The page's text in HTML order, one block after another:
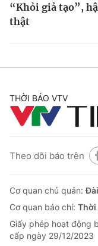
“Khỏi giả tạo”,
thật
THỜI BÁO VTV
Theo dõi báo trên
Cơ quan chủ quản:
Cơ quan báo chí: Thời
Giấy phép hoạt động
cấp ngày 29/12/2023